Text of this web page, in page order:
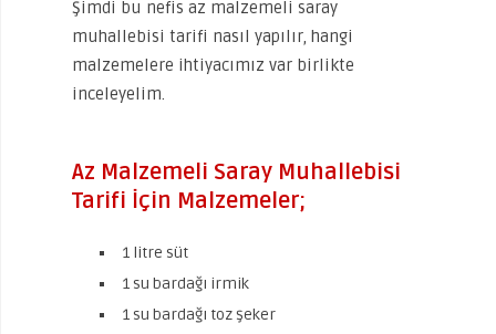
Şimdi bu nefis az malzemeli saray
muhallebisi tarifi nasıl yapılır, hangi
malzemelere ihtiyacımız var birlikte
inceleyelim.
Az Malzemeli Saray Muhallebisi
Tarifi İçin Malzemeler;
1 litre süt
1 su bardağı irmik
1 su bardağı toz şeker